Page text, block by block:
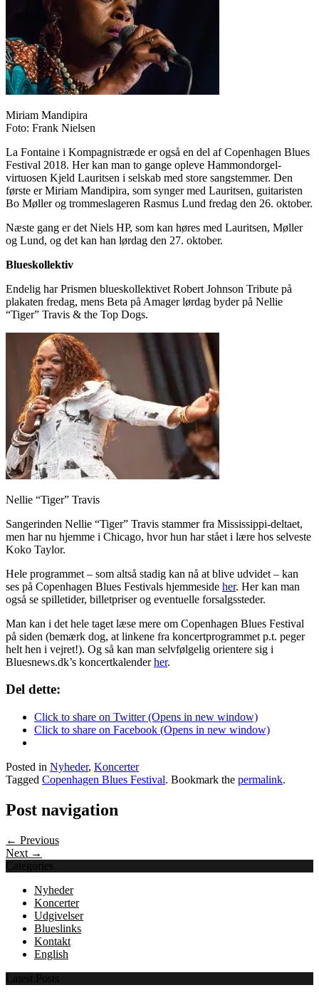
Miriam Mandipira
Foto: Frank Nielsen
La Fontaine i Kompagnistræde er også en del af Copenhagen Blues
Festival 2018. Her kan man to gange opleve Hammondorgel-
virtuosen Kjeld Lauritsen i selskab med store sangstemmer. Den
første er Miriam Mandipira, som synger med Lauritsen, guitaristen
Bo Møller og trommeslageren Rasmus Lund fredag den 26. oktober.
Næste gang er det Niels HP, som kan høres med Lauritsen, Møller
og Lund, og det kan han lørdag den 27. oktober.
Blueskollektiv
Endelig har Prismen blueskollektivet Robert Johnson Tribute på
plakaten fredag, mens Beta på Amager lørdag byder på Nellie
“Tiger” Travis & the Top Dogs.
Nellie “Tiger” Travis
Sangerinden Nellie “Tiger” Travis stammer fra Mississippi-deltaet,
men har nu hjemme i Chicago, hvor hun har stået i lære hos selveste
Koko Taylor.
Hele programmet – som altså stadig kan nå at blive udvidet – kan
ses på Copenhagen Blues Festivals hjemmeside her. Her kan man
også se spilletider, billetpriser og eventuelle forsalgssteder.
Man kan i det hele taget læse mere om Copenhagen Blues Festival
på siden (bemærk dog, at linkene fra koncertprogrammet p.t. peger
helt hen i vejret!). Og så kan man selvfølgelig orientere sig i
Bluesnews.dk’s koncertkalenderher.
Del dette:
Click to share on Twitter (Opens in new window)
Click to share on Facebook (Opens in new window)
Posted in Nyheder, Koncerter
Tagged Copenhagen Blues Festival. Bookmark the permalink.
Post navigation
← Previous
Next →
Categories
Nyheder
Koncerter
Udgivelser
Blueslinks
Kontakt
English
Latest Posts